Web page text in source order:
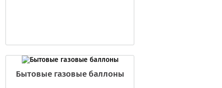
Бытовые газовые баллоны